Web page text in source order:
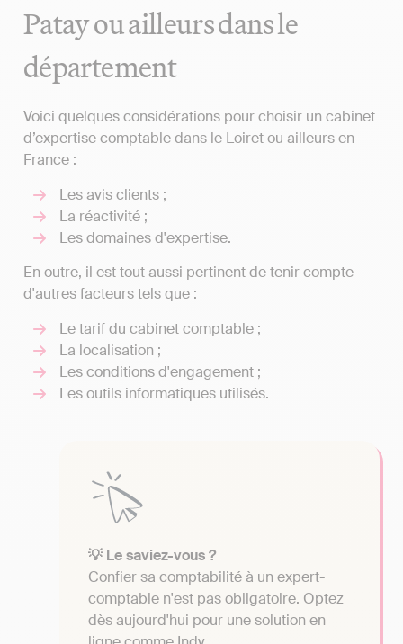
Patay ou ailleurs dans le
département
Voici quelques considérations pour choisir un cabinet
d’expertise comptable dans le Loiret ou ailleurs en
France :
Les avis clients ;
La réactivité ;
Les domaines d'expertise.
En outre, il est tout aussi pertinent de tenir compte
d'autres facteurs tels que :
Le tarif du cabinet comptable ;
La localisation ;
Les conditions d'engagement ;
Les outils informatiques utilisés.
💡 Le saviez-vous ?
Confier sa comptabilité à un expert-
comptable n'est pas obligatoire. Optez
dès aujourd'hui pour une solution en